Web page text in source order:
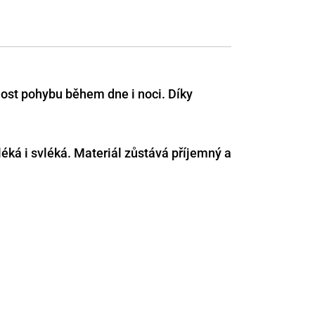
pohybu během dne i noci. Díky
i svléká. Materiál zůstává příjemný a